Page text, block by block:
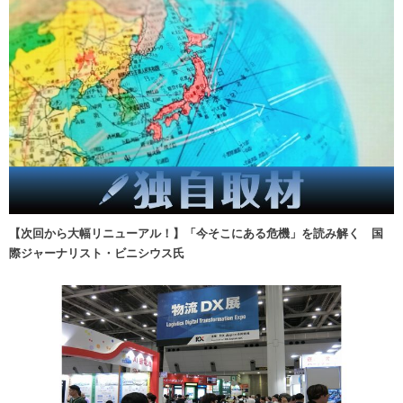
【次回から大幅リニューアル！】「今そこにある危機」を読み解く 国
際ジャーナリスト・ビニシウス氏